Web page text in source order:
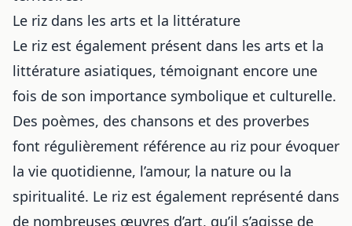
Le riz dans les arts et la littérature
Le riz est également présent dans les arts et la
littérature asiatiques, témoignant encore une
fois de son importance symbolique et culturelle.
Des poèmes, des chansons et des proverbes
font régulièrement référence au riz pour évoquer
la vie quotidienne, l’amour, la nature ou la
spiritualité. Le riz est également représenté dans
de nombreuses œuvres d’art, qu’il s’agisse de